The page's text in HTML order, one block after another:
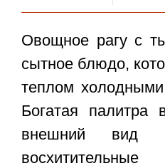
Овощное рагу с
сытное блюдо,
теплом
Богатая палитра
внешний вид